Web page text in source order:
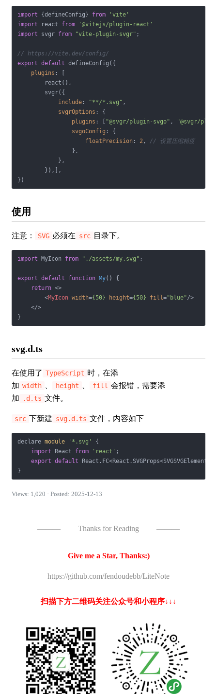
import {defineConfig} from
'vite'
import react from
'@vitejs/plugin-react'
import svgr from "vite-plugin-svgr" ;
// https://vite.dev/config/
export default defineConfig({
plugins : [
        react(),
        svgr({
include : "**/*.svg" ,
svgrOptions : {
plugins : [ "@svgr/plugin-svgo" ,
"@svgr/
svgoConfig : {
floatPrecision : 2, // 设置压缩精度
                },
            },
        }),],
使用
注意： SVG 必须在 src 目录下。
import MyIcon from "./assets/my.svg" ;
export default function My( ) {
return <>
<MyIcon width={50} height={50} fill="blue"/>
</>
svg.d.ts
在使用了 TypeScript 时，在添
加 width height fill 会报错，需要添
加
.d.ts 文件。
src 下新建 svg.d.ts 文件，内容如下
declare module '*.svg'
{
import React from 'react' ;
export default React.FC<React.SVGProps<SVGSVGElement>>
Views: 1,020 · Posted: 2025-12-13
——— Thanks for Reading ———
Give me a Star, Thanks:)
https://github.com/fendoudebb/LiteNote
扫描下方二维码关注公众号和小程序↓↓↓